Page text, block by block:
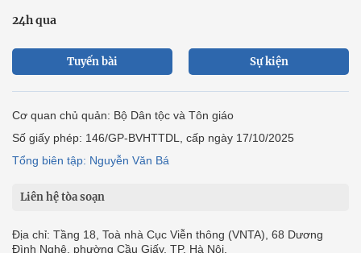
24h qua
Tuyến bài Sự kiện
Cơ quan chủ quản: Bộ Dân tộc và Tôn giáo
Số giấy phép: 146/GP-BVHTTDL, cấp ngày 17/10/2025
Tổng biên tập: Nguyễn Văn Bá
Liên hệ tòa soạn
Địa chỉ: Tầng 18, Toà nhà Cục Viễn thông (VNTA), 68 Dương
Đình Nghệ, phường Cầu Giấy, TP. Hà Nội.